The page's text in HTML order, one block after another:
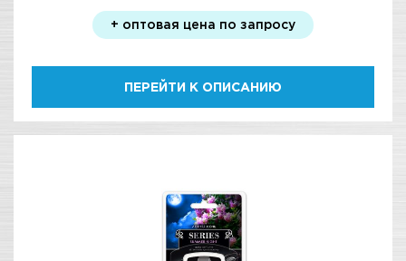
+ оптовая цена по запросу
ПЕРЕЙТИ К ОПИСАНИЮ